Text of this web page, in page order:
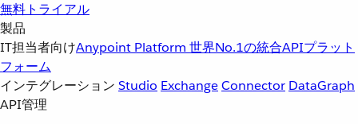
無料トライアル
製品
IT担当者向けAnypoint Platform 世界No.1の統合APIプラット
フォーム
インテグレーション Studio ExchangeConnector DataGraph
API管理